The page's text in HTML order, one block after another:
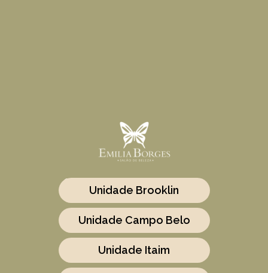
Selecione a Unidade:
Unidade Brooklin
Unidade Campo Belo
Unidade Itaim